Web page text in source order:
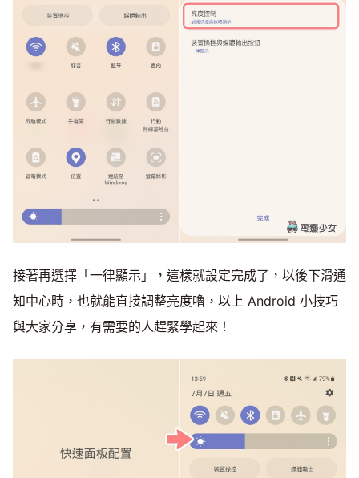
接著再選擇「一律顯示」，這樣就設定完成了，以後下滑通
知中心時，也就能直接調整亮度嚕，以上 Android 小技巧
與大家分享，有需要的人趕緊學起來！